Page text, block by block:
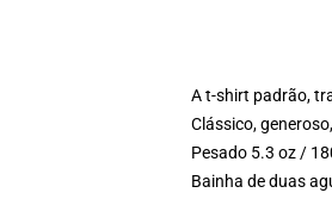
A t-shirt padrão,
Clássico,
Pesado 5.3 oz /
Bainha de duas